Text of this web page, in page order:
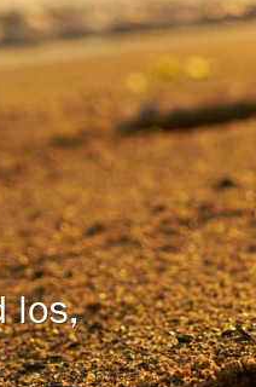
los,